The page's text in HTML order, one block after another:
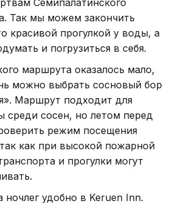
Семипалатинского
Так мы можем закончить
красивой прогулкой у воды, а
и погрузиться в себя.
маршрута оказалось мало,
можно выбрать сосновый бор
Маршрут подходит для
среди сосен, но летом перед
режим посещения
как при высокой пожарной
и прогулки могут
ночлег удобно в Keruen Inn.